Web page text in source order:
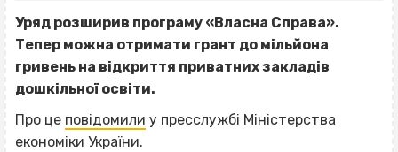
Уряд розширив програму «Власна Справа».
Тепер можна отримати грант до мільйона
гривень на відкриття приватних закладів
дошкільної освіти.
Про це повідомили у пресслужбі Міністерства
економіки України.